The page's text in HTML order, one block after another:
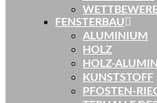
FENSTERBAU
ALUMINIUM
HOLZ
HOLZ-
KUNSTSTOFF
PFOSTEN-